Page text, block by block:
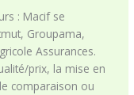
: Macif se
Groupama,
Assurances.
prix, la mise en
comparaison ou